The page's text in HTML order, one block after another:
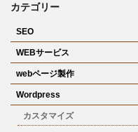
カテゴリー
SEO
WEBサービス
webページ製作
Wordpress
カスタマイズ